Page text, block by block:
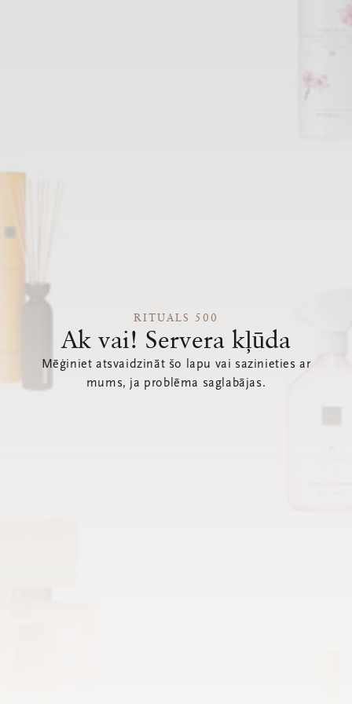
RITUALS 500
Ak vai! Servera kļūda
Mēģiniet atsvaidzināt šo lapu vai sazinieties ar
mums, ja problēma saglabājas.